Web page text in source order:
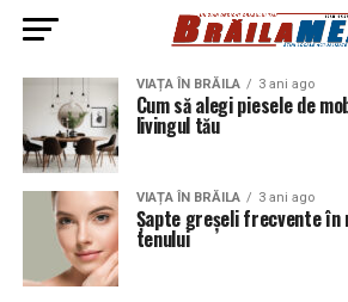
VIAȚA ÎN BRĂILA 3 ani ago
Cum să alegi piesele de
livingul tău
VIAȚA ÎN BRĂILA 3 ani ago
Șapte greșeli frecvente
tenului